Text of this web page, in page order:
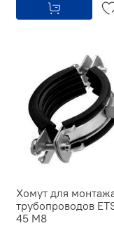
Хомут для
трубопроводов
45 M8